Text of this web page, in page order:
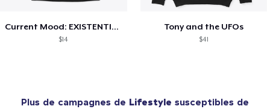
Current Mood: EXISTENTIAL CRISIS
$14
Tony and the UFOs
$41
Plus de campagnes de Lifestyle susceptibles de